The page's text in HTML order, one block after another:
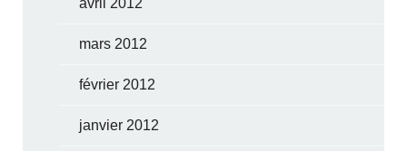
mars 2012
février 2012
janvier 2012